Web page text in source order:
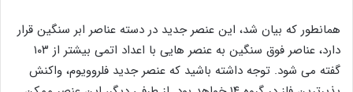
همانطور که بیان شد، این عنصر جدید در دسته عناصر ابر سنگین قرار
دارد، عناصر فوق سنگین به عنصر هایی با اعداد اتمی بیشتر از ۱۰۳
گفته می شود. توجه داشته باشید که عنصر جدید فلروویوم، واکنش‌